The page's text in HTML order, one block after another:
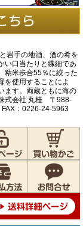
岩手の地酒、酒の肴を
い口当たりと繊細であ
精米歩合55％に絞った
を使用することによ
ます。両蔵ともに海の
式会社 丸桂 〒988-
：0226-24-5963